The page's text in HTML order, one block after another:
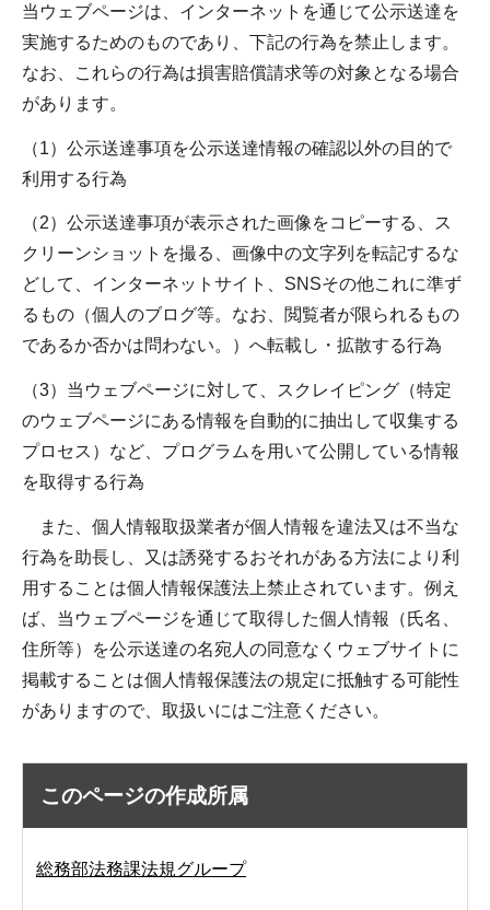
当ウェブページは、インターネットを通じて公示送達を
実施するためのものであり、下記の行為を禁止します。
なお、これらの行為は損害賠償請求等の対象となる場合
があります。
（1）公示送達事項を公示送達情報の確認以外の目的で
利用する行為
（2）公示送達事項が表示された画像をコピーする、ス
クリーンショットを撮る、画像中の文字列を転記するな
どして、インターネットサイト、SNSその他これに準ず
るもの（個人のブログ等。なお、閲覧者が限られるもの
であるか否かは問わない。）へ転載し・拡散する行為
（3）当ウェブページに対して、スクレイピング（特定
のウェブページにある情報を自動的に抽出して収集する
プロセス）など、プログラムを用いて公開している情報
を取得する行為
また、個人情報取扱業者が個人情報を違法又は不当な
行為を助長し、又は誘発するおそれがある方法により利
用することは個人情報保護法上禁止されています。例え
ば、当ウェブページを通じて取得した個人情報（氏名、
住所等）を公示送達の名宛人の同意なくウェブサイトに
掲載することは個人情報保護法の規定に抵触する可能性
がありますので、取扱いにはご注意ください。
このページの作成所属
総務部法務課法規グループ